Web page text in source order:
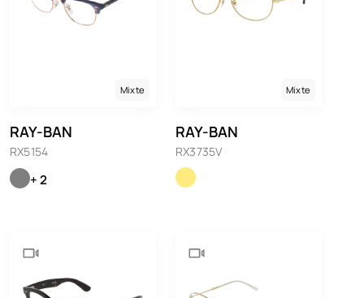
Mixte
RAY-BAN
RX5154
+ 2
Mixte
RAY-BAN
RX3735V